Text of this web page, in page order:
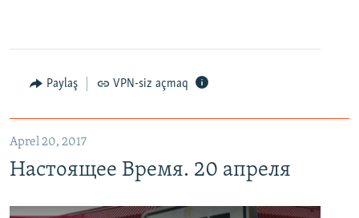
Paylaş VPN-siz açmaq
Aprel 20, 2017
Настоящее Время. 20 апреля